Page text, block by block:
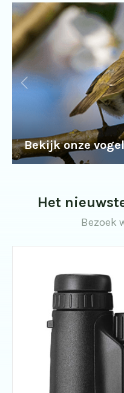
Bekijk onze
Het
Bezoek